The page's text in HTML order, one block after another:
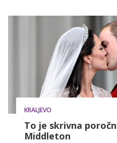
razkril njeno spodnje perilo.
KRALJEVO
To je skrivna
Middleton